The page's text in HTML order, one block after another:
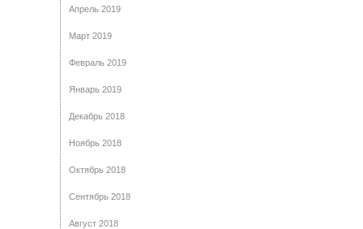
Апрель 2019
Март 2019
Февраль 2019
Январь 2019
Декабрь 2018
Ноябрь 2018
Октябрь 2018
Сентябрь 2018
Август 2018